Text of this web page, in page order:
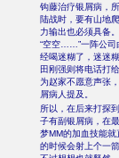
钩藤治疗银屑病，
陆战时，要有山地
力输出也必须具备。
“空空……”一阵公司
经喝迷糊了，迷迷
田刚强则将电话打
为赵家不愿意声张
屑病人提及。
所以，在后来打探
子有副银屑病，在
梦MM的加血技能
的时候会射上个一